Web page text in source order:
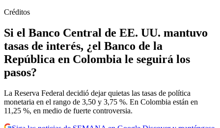
Créditos
Si el Banco Central de EE. UU. mantuvo
tasas de interés, ¿el Banco de la
República en Colombia le seguirá los
pasos?
La Reserva Federal decidió dejar quietas las tasas de política
monetaria en el rango de 3,50 y 3,75 %. En Colombia están en
11,25 %, en medio de fuerte controversia.